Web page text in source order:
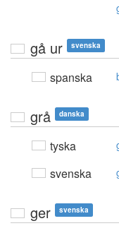
gå ur svenska
spanska
grå danska
tyska
svenska
ger svenska